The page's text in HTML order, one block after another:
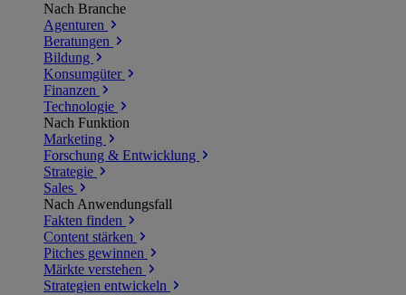
Nach Branche
Agenturen
Beratungen
Bildung
Konsumgüter
Finanzen
Technologie
Nach Funktion
Marketing
Forschung & Entwicklung
Strategie
Sales
Nach Anwendungsfall
Fakten finden
Content stärken
Pitches gewinnen
Märkte verstehen
Strategien entwickeln